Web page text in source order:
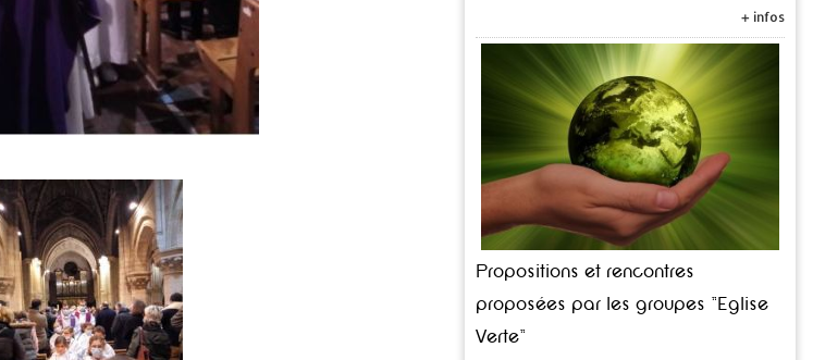
+ infos
Propositions et rencontres
proposées par les groupes "Eglise
Verte"